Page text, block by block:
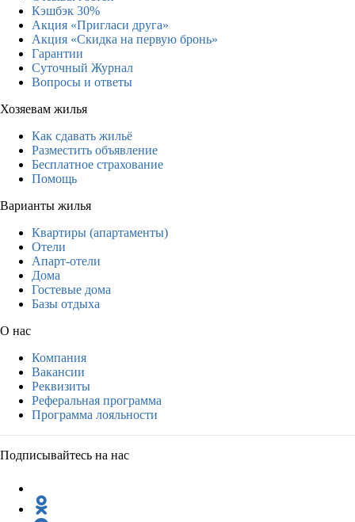
Кэшбэк 30%
Акция «Пригласи друга»
Акция «Скидка на первую бронь»
Гарантии
Суточный Журнал
Вопросы и ответы
Хозяевам жилья
Как сдавать жильё
Разместить объявление
Бесплатное страхование
Помощь
Варианты жилья
Квартиры (апартаменты)
Отели
Апарт-отели
Дома
Гостевые дома
Базы отдыха
О нас
Компания
Вакансии
Реквизиты
Реферальная программа
Программа лояльности
Подписывайтесь на нас